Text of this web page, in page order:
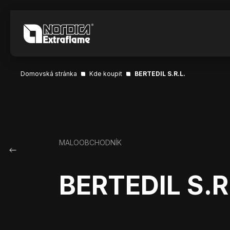
Domovská stránka Kde koupit BERTEDIL S.R.L.
MALOOBCHODNÍK
BERTEDIL